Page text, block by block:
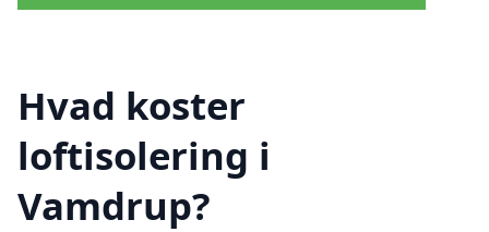
Hvad koster
loftisolering i
Vamdrup?